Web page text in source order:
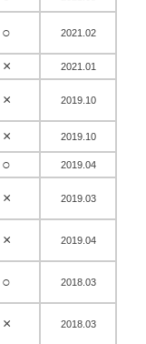
○ 2021.02
× 2021.01
× 2019.10
× 2019.10
○ 2019.04
× 2019.03
× 2019.04
○ 2018.03
× 2018.03